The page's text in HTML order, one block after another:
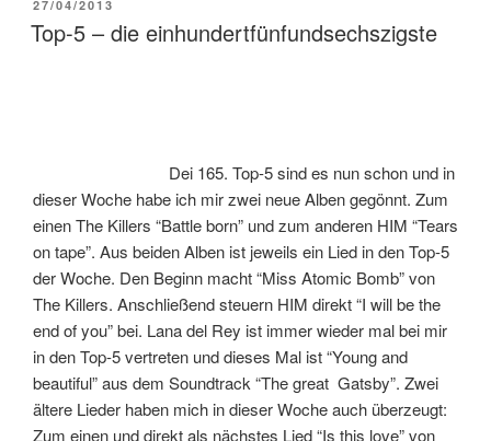
VERÖFFENTLICHT
AM
27/04/2013
Top-5 – die einhundertfünfundsechszigste
Dei 165. Top-5 sind es nun schon und in
dieser Woche habe ich mir zwei neue Alben gegönnt. Zum
einen The Killers “Battle born” und zum anderen HIM “Tears
on tape”. Aus beiden Alben ist jeweils ein Lied in den Top-5
der Woche. Den Beginn macht “Miss Atomic Bomb” von
The Killers. Anschließend steuern HIM direkt “I will be the
end of you” bei. Lana del Rey ist immer wieder mal bei mir
in den Top-5 vertreten und dieses Mal ist “Young and
beautiful” aus dem Soundtrack “The great Gatsby”. Zwei
ältere Lieder haben mich in dieser Woche auch überzeugt:
Zum einen und direkt als nächstes Lied “Is this love” von